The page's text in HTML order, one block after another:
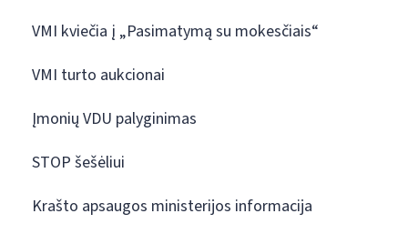
VMI kviečia į „Pasimatymą su mokesčiais“
VMI turto aukcionai
Įmonių VDU palyginimas
STOP šešėliui
Krašto apsaugos ministerijos informacija